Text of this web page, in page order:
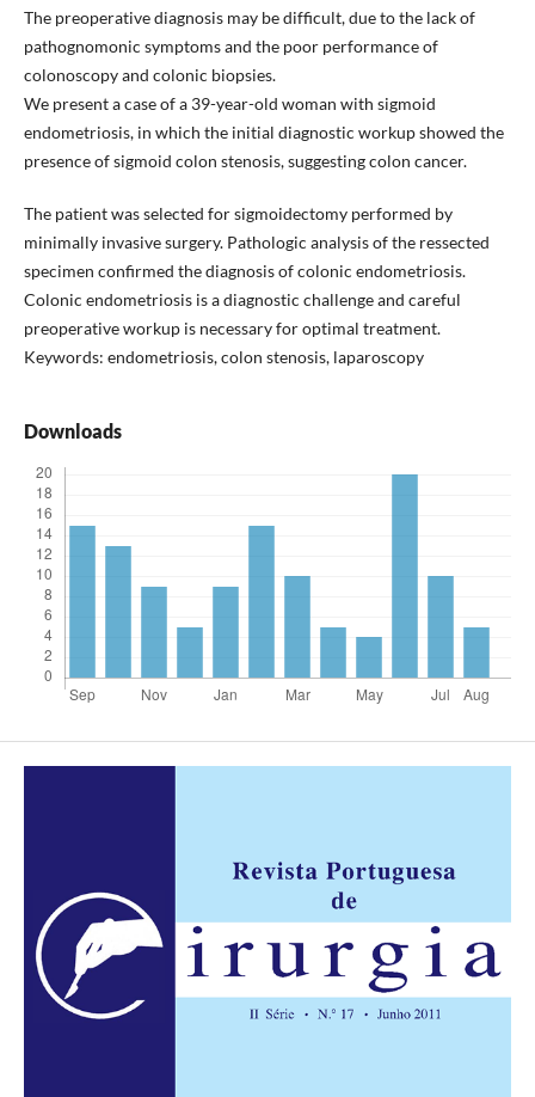
The preoperative diagnosis may be difficult, due to the lack of
pathognomonic symptoms and the poor performance of
colonoscopy and colonic biopsies.
We present a case of a 39-year-old woman with sigmoid
endometriosis, in which the initial diagnostic workup showed the
presence of sigmoid colon stenosis, suggesting colon cancer.
The patient was selected for sigmoidectomy performed by
minimally invasive surgery. Pathologic analysis of the ressected
specimen confirmed the diagnosis of colonic endometriosis.
Colonic endometriosis is a diagnostic challenge and careful
preoperative workup is necessary for optimal treatment.
Keywords: endometriosis, colon stenosis, laparoscopy
Downloads